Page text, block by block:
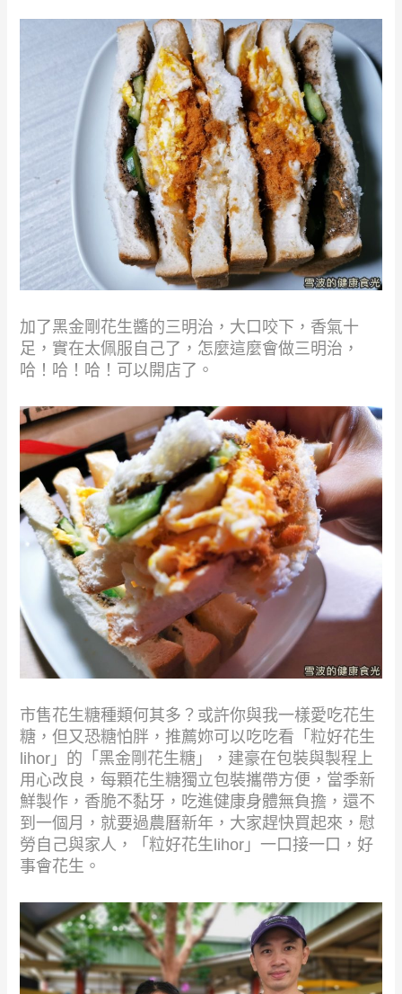
加了黑金剛花生醬的三明治，大口咬下，香氣十
足，實在太佩服自己了，怎麼這麼會做三明治，
哈！哈！哈！可以開店了。
市售花生糖種類何其多？或許你與我一樣愛吃花生
糖，但又恐糖怕胖，推薦妳可以吃吃看「粒好花生
lihor」的「黑金剛花生糖」，建豪在包裝與製程上
用心改良，每顆花生糖獨立包裝攜帶方便，當季新
鮮製作，香脆不黏牙，吃進健康身體無負擔，還不
到一個月，就要過農曆新年，大家趕快買起來，慰
勞自己與家人，「粒好花生lihor」一口接一口，好
事會花生。